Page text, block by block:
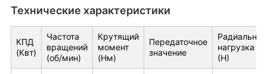
Технические характеристики
КПД
(Квт)
Частота
вращений
(об/мин)
Крутящий
момент
(Нм)
Передаточное
значение
Радиальная
нагрузка
(Н)